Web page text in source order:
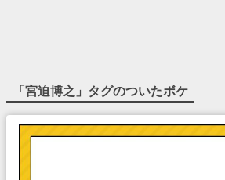
「宮迫博之 」タグのついたボケ